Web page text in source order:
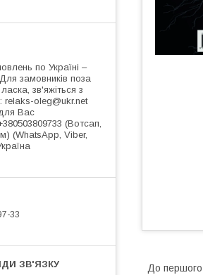
До першого
по Україні –
замовників поза
зв'яжіться з
oleg@ukr.net
Вас
(Вотсап,
(WhatsApp, Viber,
33